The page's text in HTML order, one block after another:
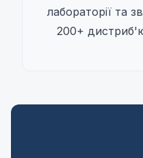
лабораторії та
200+